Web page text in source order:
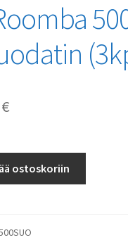
€Nykyinen
on:
20,65 €.
ostoskoriin